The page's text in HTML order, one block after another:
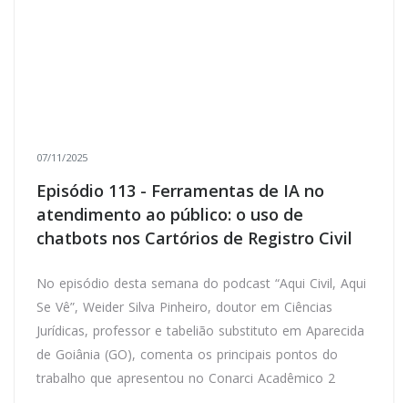
07/11/2025
Episódio 113 - Ferramentas de IA no
atendimento ao público: o uso de
chatbots nos Cartórios de Registro Civil
No episódio desta semana do podcast “Aqui Civil, Aqui
Se Vê”, Weider Silva Pinheiro, doutor em Ciências
Jurídicas, professor e tabelião substituto em Aparecida
de Goiânia (GO), comenta os principais pontos do
trabalho que apresentou no Conarci Acadêmico 2